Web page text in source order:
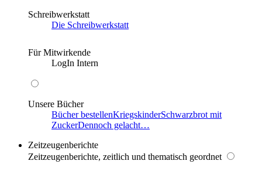
Schreibwerkstatt
Die Schreibwerkstatt
Für Mitwirkende
LogIn Intern
Unsere Bücher
Bücher bestellenKriegskinderSchwarzbrot mit
ZuckerDennoch gelacht…
Zeitzeugenberichte
Zeitzeugenberichte, zeitlich und thematisch geordnet